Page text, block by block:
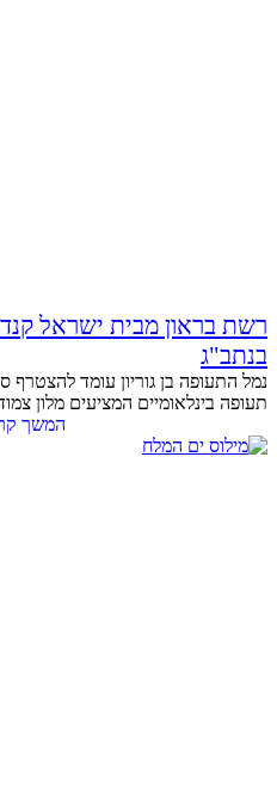
רשת בראון מבית ישראל
בנתב"ג
נמל התעופה בן גוריון עומד להצטרף
תעופה בינלאומיים המציעים מלון
המשך